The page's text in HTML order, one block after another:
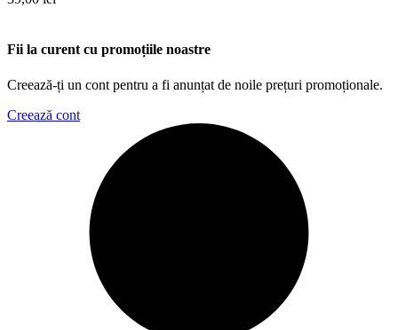
Fii la curent cu promoțiile noastre
Creează-ți un cont pentru a fi anunțat de noile prețuri promoționale.
Creează cont